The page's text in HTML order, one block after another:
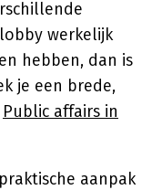
werkelijk
hebben, dan is
je een brede,
Public affairs in
aanpak